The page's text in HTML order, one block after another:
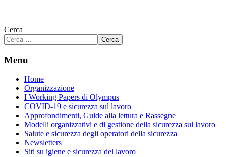
Cerca
Cerca
Menu
Home
Organizzazione
I Working Papers di Olympus
COVID-19 e sicurezza sul lavoro
Approfondimenti, Guide alla lettura e Rassegne
Modelli organizzativi e di gestione della sicurezza sul lavoro
Salute e sicurezza degli operatori della sicurezza
Newsletters
Siti su igiene e sicurezza del lavoro